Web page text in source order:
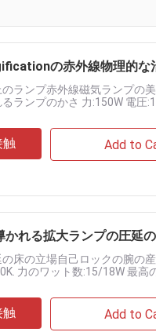
の赤外線物理的な
ランプ赤外線磁気ランプの
ランプのかさ 力:150W 電圧
Add to
かれる拡大ランプの圧延
床の立場自己ロックの腕の
力のワット数:15/18W 最
Add to